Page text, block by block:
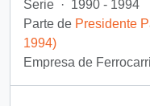
Serie · 1990 - 1994
Parte de Presidente
1994)
Empresa de